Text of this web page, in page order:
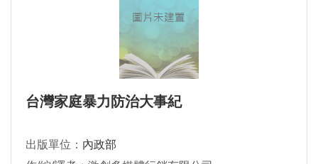
台灣家庭暴力防治大事紀
出版單位： 內政部